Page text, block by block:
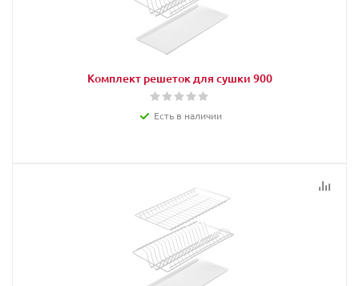
Комплект решеток для сушки 900
Есть в наличии